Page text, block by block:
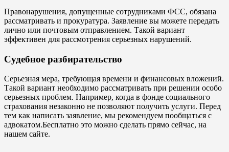
Правонарушения, допущенные сотрудниками ФСС, обязана
рассматривать и прокуратура. Заявление вы можете передать
лично или почтовым отправлением. Такой вариант
эффективен для рассмотрения серьезных нарушений.
Судебное разбирательство
Серьезная мера, требующая времени и финансовых вложений.
Такой вариант необходимо рассматривать при решении особо
серьезных проблем. Например, когда в фонде социального
страхования незаконно не позволяют получить услуги. Перед
тем как написать заявление, мы рекомендуем пообщаться с
адвокатом.Бесплатно это можно сделать прямо сейчас, на
нашем сайте.